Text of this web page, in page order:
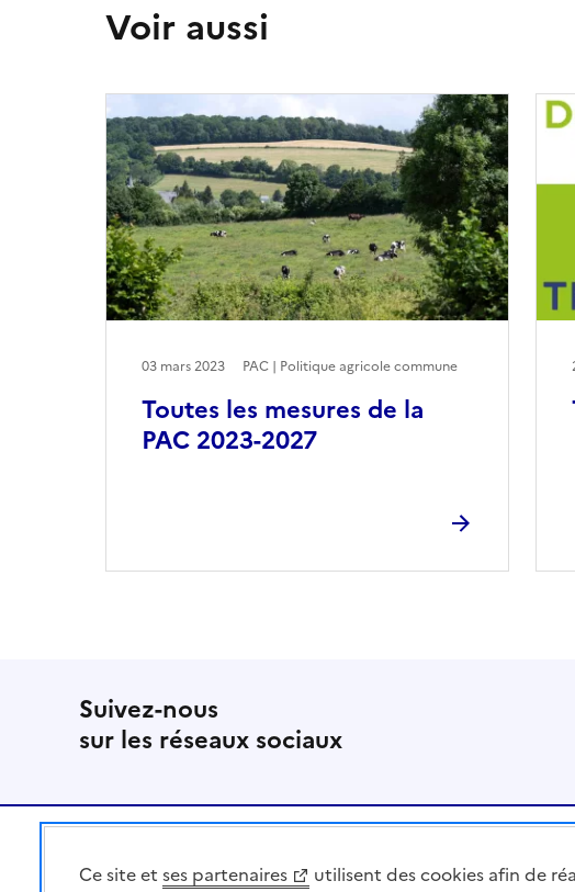
Voir aussi
Toutes les mesures de la
PAC 2023-2027
03 mars 2023 PAC | Politique agricole commune
Suivez-nous
sur les réseaux sociaux
Pied de page
MINISTÈRE
Ce site et ses partenaires
utilisent des cookies afin de